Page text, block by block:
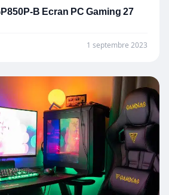
B Ecran PC Gaming 27
1 septembre 2023